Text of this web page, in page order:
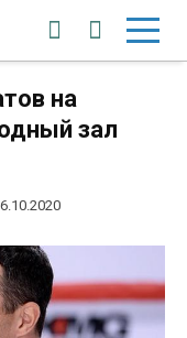
на
зал